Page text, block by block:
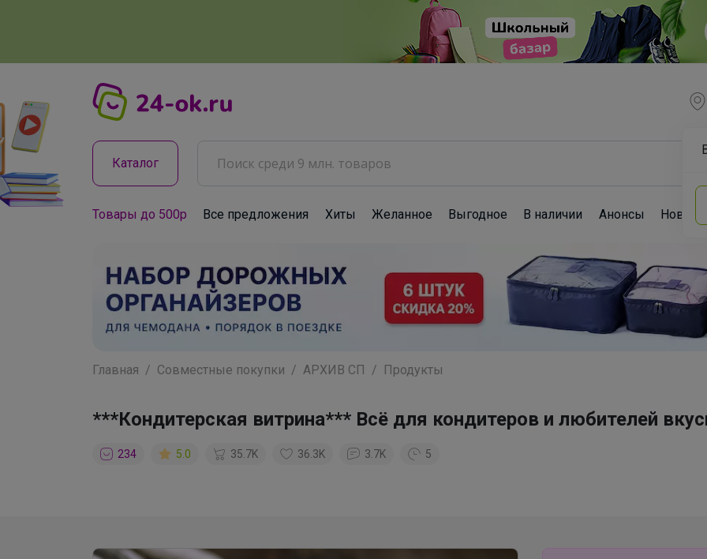
Каталог
Товары до 500р Все предложения Хиты Желанное Выгодное В наличии Анонсы Новости
Главная Совместные покупки АРХИВ СП Продукты
***Кондитерская витрина*** Всё для кондитеров и любителей
234 5.0 35.7K 36.3K 3.7K 5